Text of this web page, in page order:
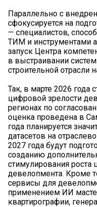
Параллельно с
сфокусируется на
— специалистов,
ТИМ и инструментами
запуск Центра
в выстраивании
строительной отрасли
Так, в марте 2026 года
цифровой зрелости
регионах по
оценка проведена в
года планируется
датасетов на
2027 года будут
созданию
стимулирования роста
девелопмента. Кроме
сервисы для
применением ИИ
квартирографии,